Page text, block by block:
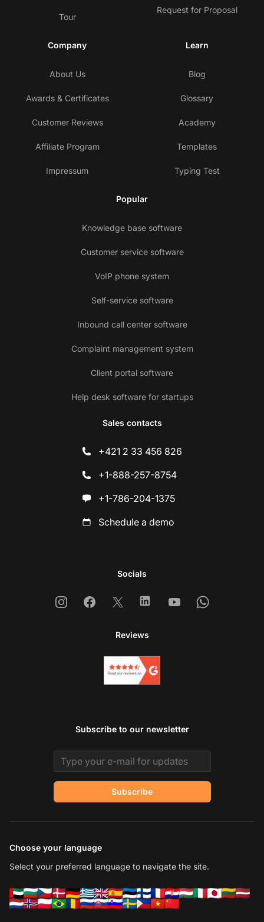
Tour
Request for Proposal
Company
About Us
Awards & Certificates
Customer Reviews
Affiliate Program
Impressum
Learn
Blog
Glossary
Academy
Templates
Typing Test
Popular
Knowledge base software
Customer service software
VoIP phone system
Self-service software
Inbound call center software
Complaint management system
Client portal software
Help desk software for startups
Sales contacts
+421 2 33 456 826
+1-888-257-8754
+1-786-204-1375
Schedule a demo
Socials
InstagramFacebook
X LinkedinYoutubeWhatsapp
Reviews
Subscribe to our newsletter
Email address
Subscribe
Choose your language
Select your preferred language to navigate the site.